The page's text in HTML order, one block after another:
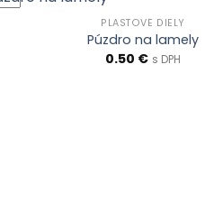
PLASTOVÉ DIELY
Púzdro na lamely
0.50 € s DPH